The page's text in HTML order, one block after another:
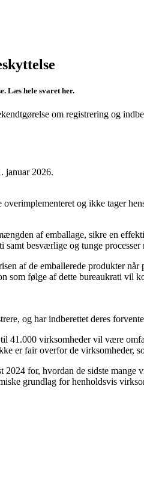
Læs hele svaret her.
om registrering og
januar 2026.
og ikke tager
af emballage, sikre en
besværlige og tunge processer
af de emballerede produkter
som følge af dette bureaukrati vil
og har indberettet deres
41.000 virksomheder vil være
er fair overfor de virksomheder,
for, hvordan de sidste mange
grundlag for henholdsvis